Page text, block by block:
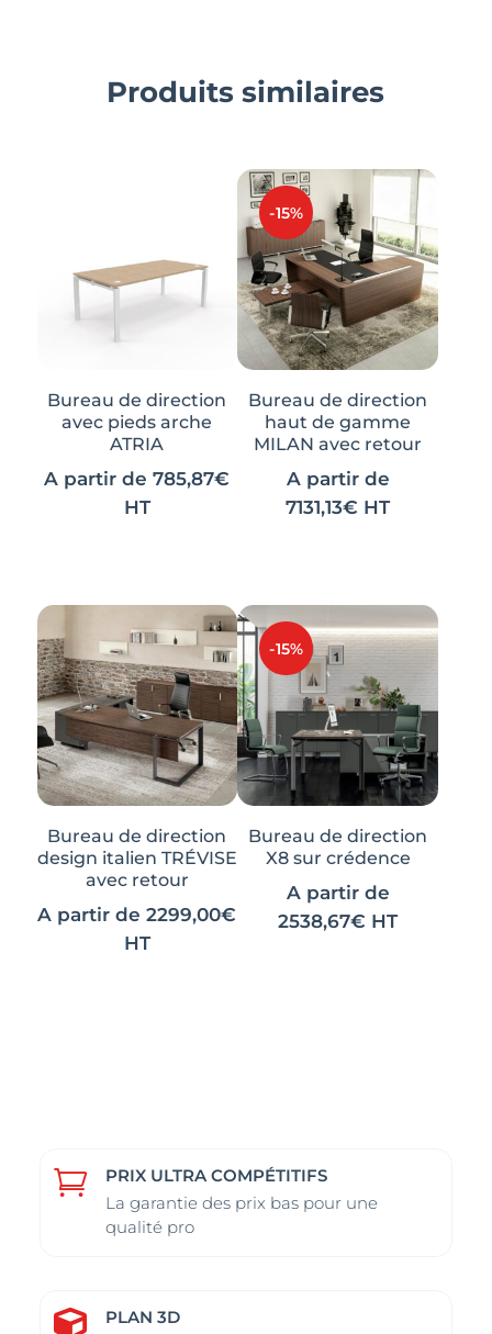
Produits similaires
Bureau de direction
avec pieds arche
ATRIA
A partir de785,87€
HT
plusieurs
variations.
Les
options
peuvent
être
choisies
la
page
du
produit
plusieurs
variations.
Les
options
peuvent
être
choisies
la
page
du
produit
-15%
Bureau de direction
haut de gamme
MILAN avec retour
A partir de
7131,13€ HT
Bureau de direction
design italien TRÉVISE
avec retour
A partir de 2299,00€
HT
-15%
Bureau de direction
X8 sur crédence
A partir de
2538,67€ HT

PRIX ULTRA COMPÉTITIFS
La garantie des prix bas pour une
qualité pro
 PLAN 3D